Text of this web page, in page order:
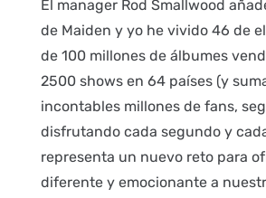
El manager Rod Smallwood
de Maiden y yo he vivido 46 de
de 100 millones de álbumes
2500 shows en 64 países (y
incontables millones de fans,
disfrutando cada segundo y
representa un nuevo reto para
diferente y emocionante a